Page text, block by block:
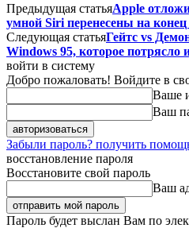
Предыдущая статьяApple
умной Siri перенесены на конец
Следующая статьяГейтс vs
Windows 95, которое потряcло
войти в систему
Добро пожаловать! Войдите в
Ваше
Ваш
Забыли пароль? получить
восстановление пароля
Восстановите свой пароль
Ваш
Пароль будет выслан Вам по